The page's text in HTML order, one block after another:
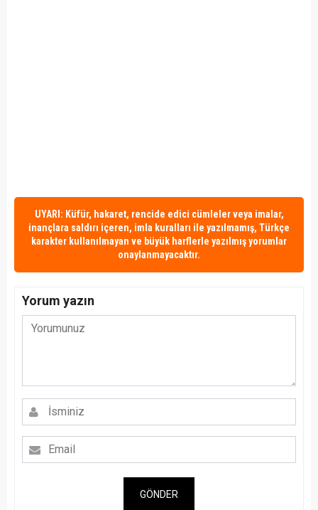
UYARI: Küfür, hakaret, rencide edici cümleler veya imalar,
inançlara saldırı içeren, imla kuralları ile yazılmamış, Türkçe
karakter kullanılmayan ve büyük harflerle yazılmış yorumlar
onaylanmayacaktır.
Yorum yazın
GÖNDER